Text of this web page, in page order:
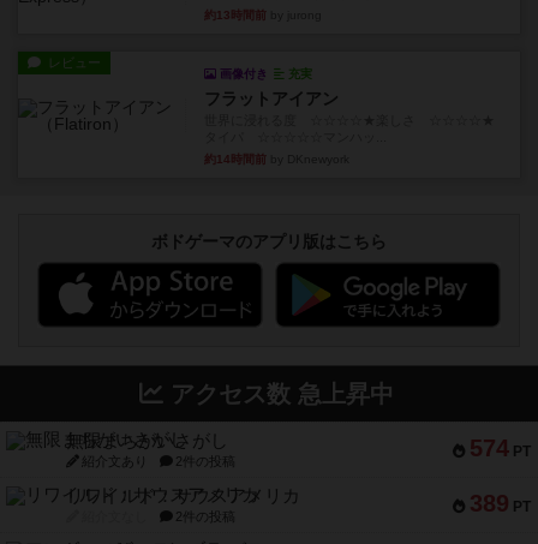
約13時間前
レビュー
画像付き 充実
フラットアイアン
約14時間前
ボドゲーマのアプリ版はこちら
アクセス数 急上昇中
574 PT
無限まちがいさがし
紹介文あり 2件の投稿
389 PT
リワイルド：サウスアメリカ
2件の投稿